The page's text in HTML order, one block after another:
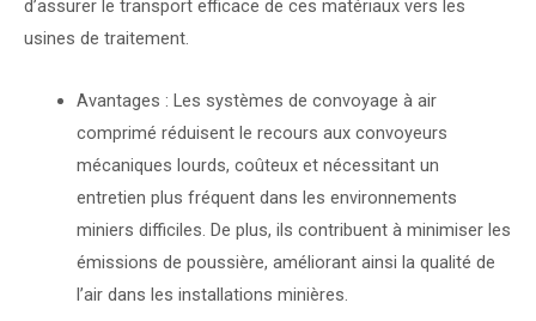
d’assurer le transport efficace de ces matériaux vers les
usines de traitement.
Avantages : Les systèmes de convoyage à air
comprimé réduisent le recours aux convoyeurs
mécaniques lourds, coûteux et nécessitant un
entretien plus fréquent dans les environnements
miniers difficiles. De plus, ils contribuent à minimiser les
émissions de poussière, améliorant ainsi la qualité de
l’air dans les installations minières.